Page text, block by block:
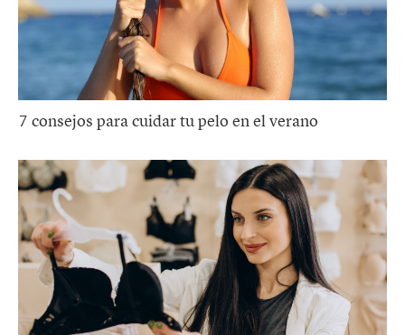
7 consejos para cuidar tu pelo en el verano